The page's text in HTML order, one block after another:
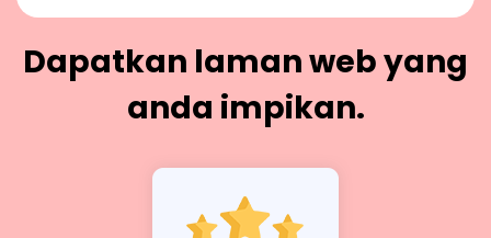
Dapatkan laman web yang
anda impikan.